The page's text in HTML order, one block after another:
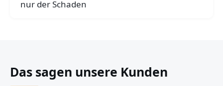
nur der Schaden
Das sagen unsere Kunden